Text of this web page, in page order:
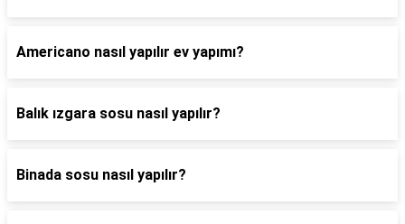
Americano nasıl yapılır ev yapımı?
Balık ızgara sosu nasıl yapılır?
Binada sosu nasıl yapılır?